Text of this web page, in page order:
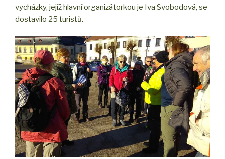
vycházky, jejíž hlavní organizátorkou je Iva Svobodová, se
dostavilo 25 turistů.